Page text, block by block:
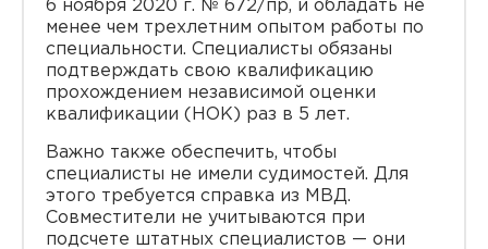
6 ноября 2020 г. № 672/пр, и обладать не
менее чем трехлетним опытом работы по
специальности. Специалисты обязаны
подтверждать свою квалификацию
прохождением независимой оценки
квалификации (НОК) раз в 5 лет.
Важно также обеспечить, чтобы
специалисты не имели судимостей. Для
этого требуется справка из МВД.
Совместители не учитываются при
подсчете штатных специалистов — они